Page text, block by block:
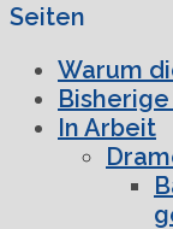
Seiten
Warum
In Arbeit